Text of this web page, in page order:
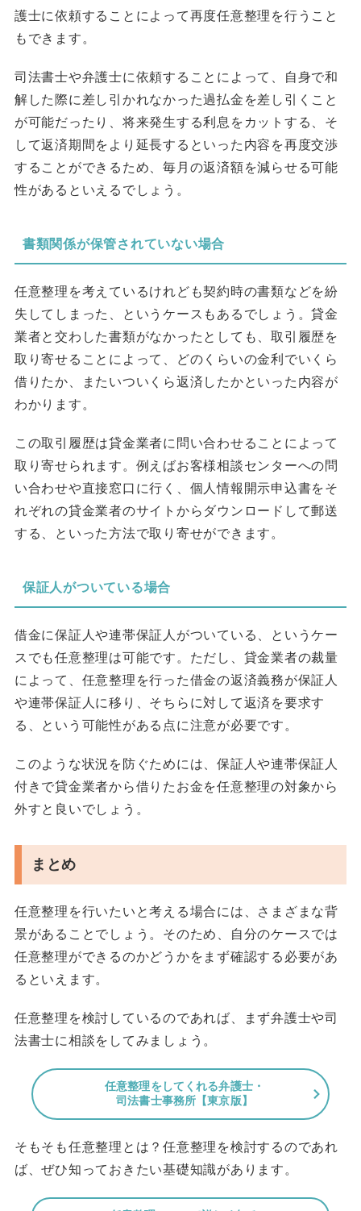
護士に依頼することによって再度任意整理を行うこと
もできます。
司法書士や弁護士に依頼することによって、自身で和
解した際に差し引かれなかった過払金を差し引くこと
が可能だったり、将来発生する利息をカットする、そ
して返済期間をより延長するといった内容を再度交渉
することができるため、毎月の返済額を減らせる可能
性があるといえるでしょう。
書類関係が保管されていない場合
任意整理を考えているけれども契約時の書類などを紛
失してしまった、というケースもあるでしょう。貸金
業者と交わした書類がなかったとしても、取引履歴を
取り寄せることによって、どのくらいの金利でいくら
借りたか、またいついくら返済したかといった内容が
わかります。
この取引履歴は貸金業者に問い合わせることによって
取り寄せられます。例えばお客様相談センターへの問
い合わせや直接窓口に行く、個人情報開示申込書をそ
れぞれの貸金業者のサイトからダウンロードして郵送
する、といった方法で取り寄せができます。
保証人がついている場合
借金に保証人や連帯保証人がついている、というケー
スでも任意整理は可能です。ただし、貸金業者の裁量
によって、任意整理を行った借金の返済義務が保証人
や連帯保証人に移り、そちらに対して返済を要求す
る、という可能性がある点に注意が必要です。
このような状況を防ぐためには、保証人や連帯保証人
付きで貸金業者から借りたお金を任意整理の対象から
外すと良いでしょう。
まとめ
任意整理を行いたいと考える場合には、さまざまな背
景があることでしょう。そのため、自分のケースでは
任意整理ができるのかどうかをまず確認する必要があ
るといえます。
任意整理を検討しているのであれば、まず弁護士や司
法書士に相談をしてみましょう。
任意整理をしてくれる弁護士・
司法書士事務所【東京版】
そもそも任意整理とは？任意整理を検討するのであれ
ば、ぜひ知っておきたい基礎知識があります。